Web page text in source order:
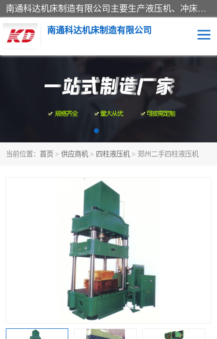
南通科达机床制造有限公司主要生产液压机、冲床、压力机等产品；本公司采用现代化企业的管理方法进行管理，立足于产品的质量管理，以优秀的品质、新颖的设计、合理的价格、完善的服务赢得广大客户的充分信赖和良好的口碑。领导层将运用科学管理方法及长期积累下来的经验和广泛领域吸取来新的技术不断调整产品结构，为市场提供精良的各类机械设备。企业将坚持与国内外各界朋友，真诚合作，共创辉煌。
南通科达机床制造有限公司
当前位置： 首页 > 供应商机 > 四柱液压机 > 郑州二手四柱液压机
四柱液压机 液压机
卷板机